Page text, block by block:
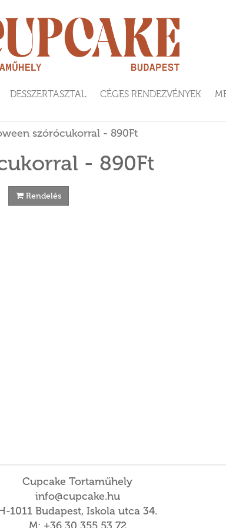
DESSZERTASZTAL CÉGES RENDEZVÉNYEK
szórócukorral - 890Ft
- 890Ft
Rendelés
Cupcake Tortaműhely
info@cupcake.hu
1011 Budapest, Iskola utca 34.
M: +36 30 355 53 72